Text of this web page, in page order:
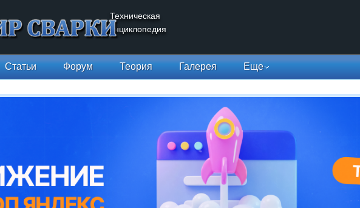
Техническая
энциклопедия
Статьи Форум Теория Галерея Еще